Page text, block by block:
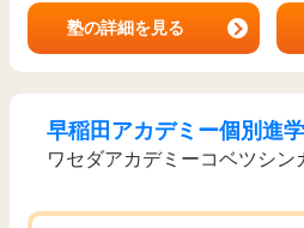
塾の詳細を見る
早稲田アカデミー個別進
ワセダアカデミーコベツシン